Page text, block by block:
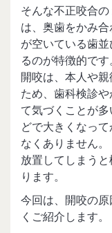
そんな不正咬合
は、奥歯をかみ
が空いている歯
るのが特徴的です
開咬は、本人や
ため、歯科検診
て気づくことが
どで大きくなっ
なくありません。
放置してしまう
ります。
今回は、開咬の
くご紹介します。